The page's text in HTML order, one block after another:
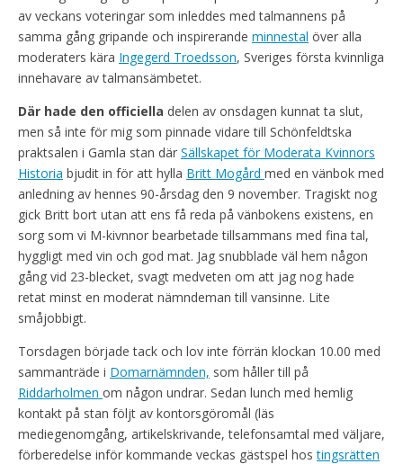
av veckans voteringar som inleddes med talmannens på
samma gång gripande och inspirerande minnestal över alla
moderaters kära Ingegerd Troedsson, Sveriges första kvinnliga
innehavare av talmansämbetet.
Där hade den officiella delen av onsdagen kunnat ta slut,
men så inte för mig som pinnade vidare till Schönfeldtska
praktsalen i Gamla stan där Sällskapet för Moderata Kvinnors
Historia bjudit in för att hylla Britt Mogård med en vänbok med
anledning av hennes 90-årsdag den 9 november. Tragiskt nog
gick Britt bort utan att ens få reda på vänbokens existens, en
sorg som vi M-kivnnor bearbetade tillsammans med fina tal,
hyggligt med vin och god mat. Jag snubblade väl hem någon
gång vid 23-blecket, svagt medveten om att jag nog hade
retat minst en moderat nämndeman till vansinne. Lite
småjobbigt.
Torsdagen började tack och lov inte förrän klockan 10.00 med
sammanträde i Domarnämnden, som håller till på
Riddarholmen om någon undrar. Sedan lunch med hemlig
kontakt på stan följt av kontorsgöromål (läs
mediegenomgång, artikelskrivande, telefonsamtal med väljare,
förberedelse inför kommande veckas gästspel hostingsrätten